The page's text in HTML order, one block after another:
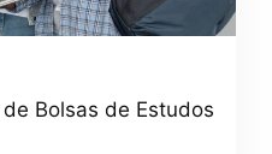
Bolsas de Estudos